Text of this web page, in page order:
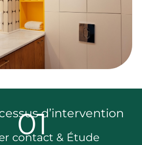
d’intervention
01
contact & Étude